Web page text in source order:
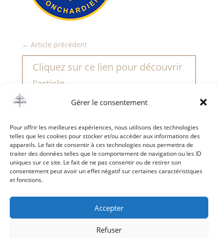
Gérer le consentement
Pour offrir les meilleures expériences, nous utilisons des technologies
telles que les cookies pour stocker et/ou accéder aux informations des
appareils. Le fait de consentir à ces technologies nous permettra de
traiter des données telles que le comportement de navigation ou les ID
uniques sur ce site. Le fait de ne pas consentir ou de retirer son
consentement peut avoir un effet négatif sur certaines caractéristiques
et fonctions.
Accepter
Refuser
← Article précédent
Cliquez sur ce lien pour découvrir
l'article
Mentions Légales